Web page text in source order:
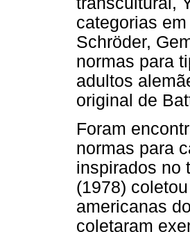
categorias
Schröder,
normas para
adultos
original de
Foram
normas para
inspirados no
(1978)
americanas
coletaram